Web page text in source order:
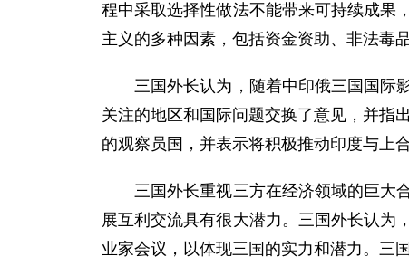
程中采取选择性做法不能带来可持续成果
主义的多种因素，包括资金资助、非法毒
三国外长认为，随着中印俄三国国际影
关注的地区和国际问题交换了意见，并指
的观察员国，并表示将积极推动印度与上
三国外长重视三方在经济领域的巨大合
展互利交流具有很大潜力。三国外长认为
业家会议，以体现三国的实力和潜力。三